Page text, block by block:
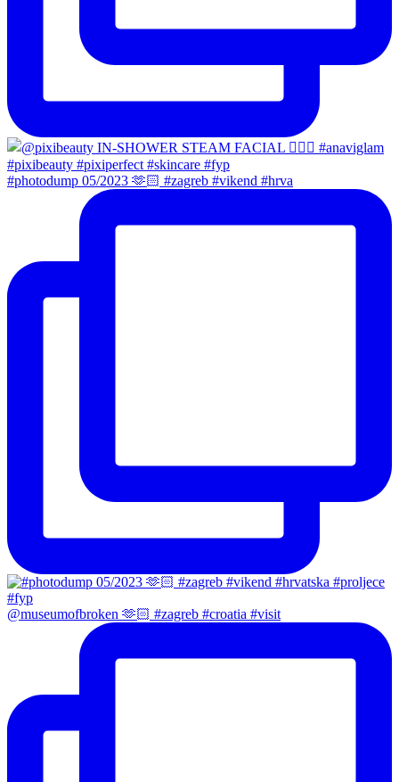
#photodump 05/2023 🫶🏻 #zagreb #vikend #hrva
@museumofbroken 🫶🏻 #zagreb #croatia #visit